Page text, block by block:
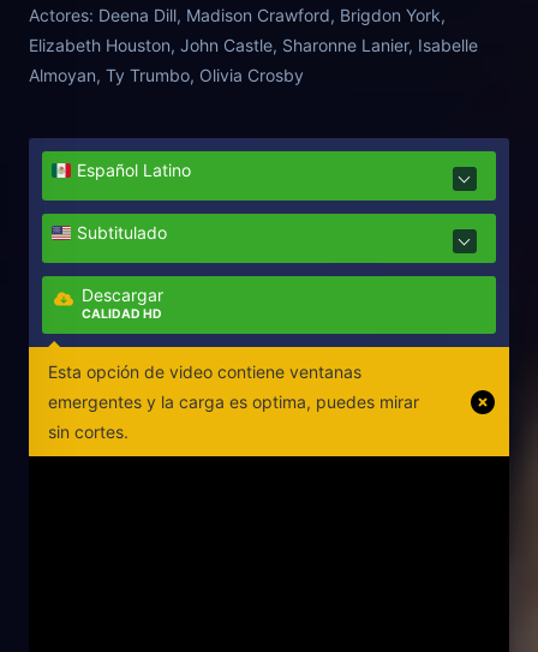
Actores: Deena Dill, Madison Crawford, Brigdon York,
Elizabeth Houston, John Castle, Sharonne Lanier, Isabelle
Almoyan, Ty Trumbo, Olivia Crosby
Español Latino
Subtitulado
Descargar
CALIDAD HD
Esta opción de video contiene ventanas
emergentes y la carga es optima, puedes mirar
sin cortes.